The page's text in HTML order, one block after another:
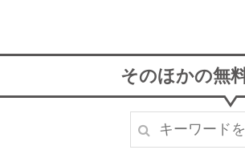
そのほかの無